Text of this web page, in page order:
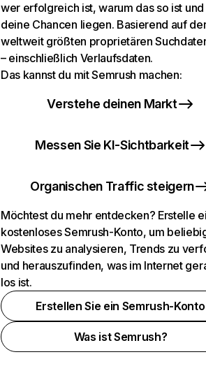
wer erfolgreich ist, warum das so ist
deine Chancen liegen. Basierend auf
weltweit größten proprietären
– einschließlich Verlaufsdaten.
Das kannst du mit Semrush machen:
Verstehe deinen Markt
Messen Sie KI-Sichtbarkeit
Organischen Traffic steigern
Möchtest du mehr entdecken? Erstelle
kostenloses Semrush-Konto, um
Websites zu analysieren, Trends zu
und herauszufinden, was im Internet
los ist.
Erstellen Sie ein Semrush-Konto
Was ist Semrush?